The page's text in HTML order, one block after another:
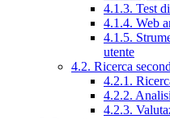
4.1.3. Test
4.1.4. Web
4.1.5.
utente
4.2. Ricerca
4.2.1.
4.2.2.
4.2.3.